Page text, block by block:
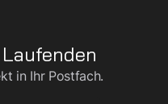
in Ihr Postfach.